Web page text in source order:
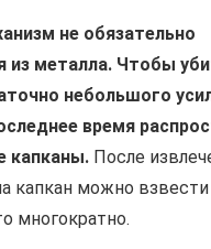
не обязательно
из металла. Чтобы
небольшого
время
капканы. После
капкан можно
многократно.